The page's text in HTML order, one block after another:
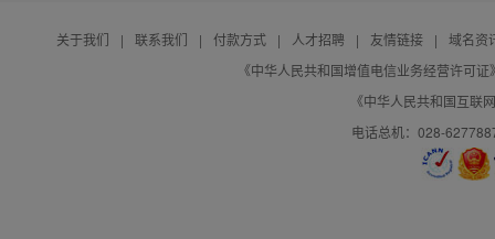
关于我们 | 联系我们 | 付款方式 | 人才招聘 | 友情链接 |
域名资
《中华人民共和国增值电信业务经营许可
《中华人民共和国互联
电话总机：028-